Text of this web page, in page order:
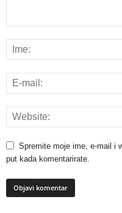
Spremite moje ime, e-mail i
put kada komentarirate.